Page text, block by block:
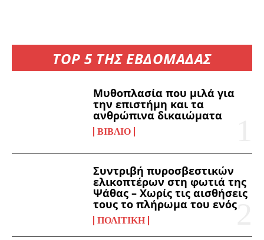
TOP 5 ΤΗΣ ΕΒΔΟΜΑΔΑΣ
Μυθοπλασία που μιλά για
την επιστήμη και τα
ανθρώπινα δικαιώματα
ΒΙΒΛΊΟ
Συντριβή πυροσβεστικών
ελικοπτέρων στη φωτιά της
Ψάθας – Χωρίς τις αισθήσεις
τους το πλήρωμα του ενός
ΠΟΛΙΤΙΚΉ